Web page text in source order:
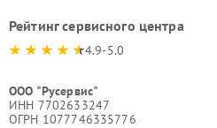
Рейтинг сервисного центра
4.9-5.0
ООО "Русервис"
ИНН 7702633247
ОГРН 1077746335776